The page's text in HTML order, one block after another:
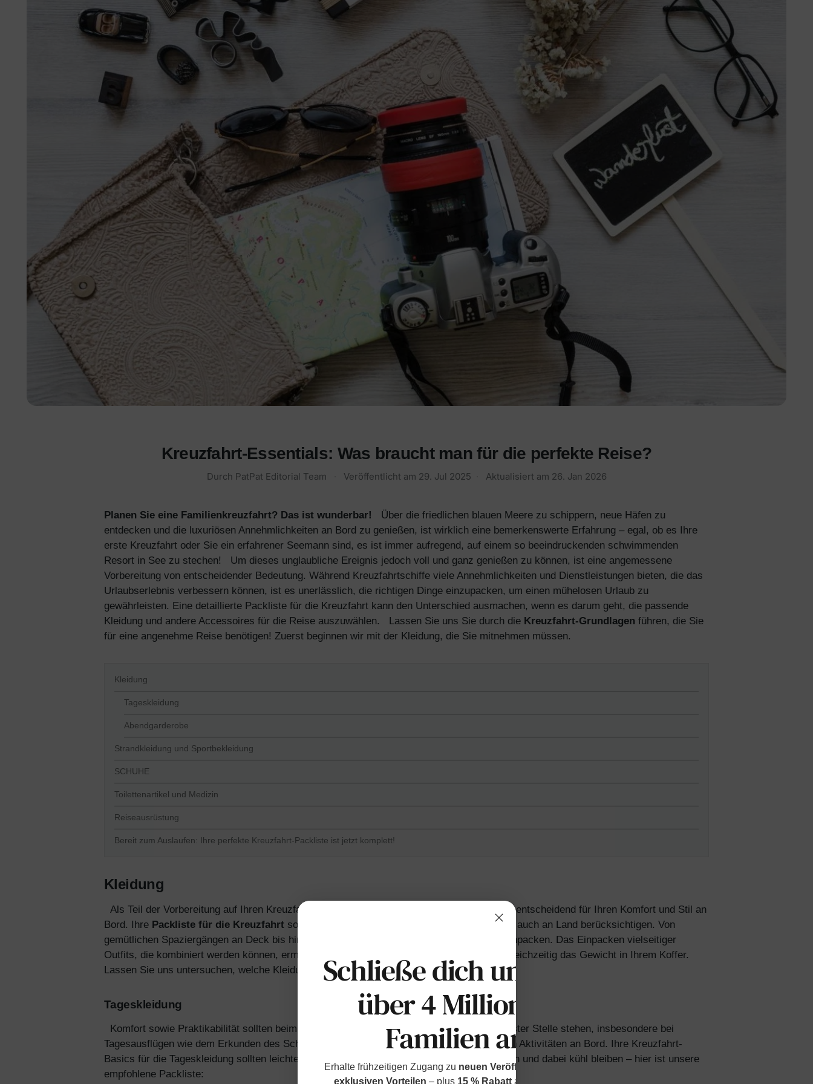
Kreuzfahrt-Essentials: Was braucht man für die perfekte Reise?
Durch PatPat Editorial Team Veröffentlicht am 29. Jul 2025 Aktualisiert am 26. Jan 2026
Planen Sie eine Familienkreuzfahrt? Das ist wunderbar!
Über die friedlichen blauen Meere zu schippern, neue Häfen zu
entdecken und die luxuriösen Annehmlichkeiten an Bord zu genießen, ist wirklich eine bemerkenswerte Erfahrung – egal, ob es Ihre
erste Kreuzfahrt oder Sie ein erfahrener Seemann sind, es ist immer aufregend, auf einem so beeindruckenden schwimmenden
Resort in See zu stechen!
Um dieses unglaubliche Ereignis jedoch voll und ganz genießen zu können, ist eine angemessene
Vorbereitung von entscheidender Bedeutung. Während Kreuzfahrtschiffe viele Annehmlichkeiten und Dienstleistungen bieten, die das
Urlaubserlebnis verbessern können, ist es unerlässlich, die richtigen Dinge einzupacken, um einen mühelosen Urlaub zu
gewährleisten. Eine detaillierte Packliste für die Kreuzfahrt kann den Unterschied ausmachen, wenn es darum geht, die passende
Kleidung und andere Accessoires für die Reise auszuwählen.
Lassen Sie uns Sie durch die Kreuzfahrt-Grundlagen führen, die Sie
für eine angenehme Reise benötigen! Zuerst beginnen wir mit der Kleidung, die Sie mitnehmen müssen.
Kleidung
Tageskleidung
Abendgarderobe
Strandkleidung und Sportbekleidung
SCHUHE
Toilettenartikel und Medizin
Reiseausrüstung
Bereit zum Auslaufen: Ihre perfekte Kreuzfahrt-Packliste ist jetzt komplett!
Kleidung
Als Teil der Vorbereitung auf Ihren Kreuzfahrturlaub ist die Auswahl der richtigen Kleidung entscheidend für Ihren Komfort und Stil an
Bord. Ihre Packliste für die Kreuzfahrt sollte verschiedene Aktivitäten sowohl an Bord als auch an Land berücksichtigen. Von
gemütlichen Spaziergängen an Deck bis hin zu eleganten Abendessen müssen Sie alles einpacken. Das Einpacken vielseitiger
Outfits, die kombiniert werden können, ermöglicht maximale Outfitoptionen und reduziert gleichzeitig das Gewicht in Ihrem Koffer.
Lassen Sie uns untersuchen, welche Kleidungsstücke diese Liste ausmachen sollten!
Tageskleidung
Komfort sowie Praktikabilität sollten beim Packen für einen Kreuzfahrturlaub immer an erster Stelle stehen, insbesondere bei
Tagesausflügen wie dem Erkunden des Schiffs, Entspannen am Pool oder der Teilnahme an Aktivitäten an Bord. Ihre Kreuzfahrt-
Basics für die Tageskleidung sollten leichte Teile umfassen, die freie Bewegung ermöglichen und dabei kühl bleiben – hier ist unsere
empfohlene Packliste:
Schließe dich unseren
über 4 Millionen
Familien an
Erhalte frühzeitigen Zugang zu neuen Veröffentlichungen &
exklusiven Vorteilen – plus 15 % Rabatt auf deine erste